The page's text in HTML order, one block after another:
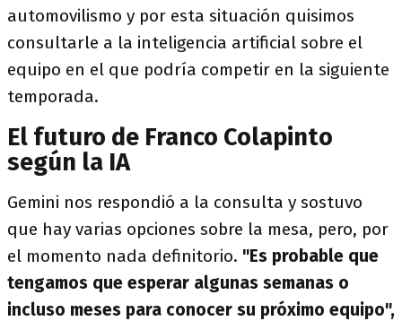
automovilismo y por esta situación quisimos
consultarle a la inteligencia artificial sobre el
equipo en el que podría competir en la siguiente
temporada.
El futuro de Franco Colapinto
según la IA
Gemini nos respondió a la consulta y sostuvo
que hay varias opciones sobre la mesa, pero, por
el momento nada definitorio. "Es probable que
tengamos que esperar algunas semanas o
incluso meses para conocer su próximo equipo",